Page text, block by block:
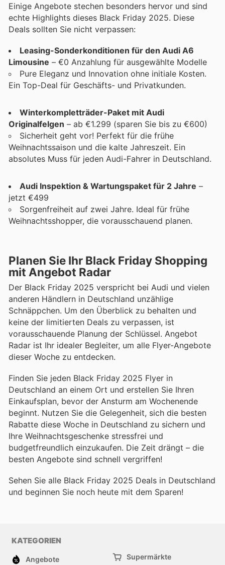
Einige Angebote stechen besonders hervor und sind
echte Highlights dieses Black Friday 2025. Diese
Deals sollten Sie nicht verpassen:
Leasing-Sonderkonditionen für den Audi A6
Limousine – €0 Anzahlung für ausgewählte Modelle
Pure Eleganz und Innovation ohne initiale Kosten.
Ein Top-Deal für Geschäfts- und Privatkunden.
Winterkompletträder-Paket mit Audi
Originalfelgen – ab €1.299 (sparen Sie bis zu €600)
Sicherheit geht vor! Perfekt für die frühe
Weihnachtssaison und die kalte Jahreszeit. Ein
absolutes Muss für jeden Audi-Fahrer in Deutschland.
Audi Inspektion & Wartungspaket für 2 Jahre –
jetzt €499
Sorgenfreiheit auf zwei Jahre. Ideal für frühe
Weihnachtsshopper, die vorausschauend planen.
Planen Sie Ihr Black Friday Shopping
mit Angebot Radar
Der Black Friday 2025 verspricht bei Audi und vielen
anderen Händlern in Deutschland unzählige
Schnäppchen. Um den Überblick zu behalten und
keine der limitierten Deals zu verpassen, ist
vorausschauende Planung der Schlüssel. Angebot
Radar ist Ihr idealer Begleiter, um alle Flyer-Angebote
dieser Woche zu entdecken.
Finden Sie jeden Black Friday 2025 Flyer in
Deutschland an einem Ort und erstellen Sie Ihren
Einkaufsplan, bevor der Ansturm am Wochenende
beginnt. Nutzen Sie die Gelegenheit, sich die besten
Rabatte diese Woche in Deutschland zu sichern und
Ihre Weihnachtsgeschenke stressfrei und
budgetfreundlich einzukaufen. Die Zeit drängt – die
besten Angebote sind schnell vergriffen!
Sehen Sie alle Black Friday 2025 Deals in Deutschland
und beginnen Sie noch heute mit dem Sparen!
KATEGORIEN
Angebote Supermärkte